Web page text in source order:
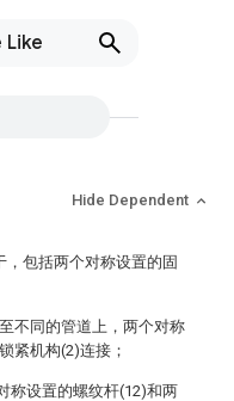
Like
Hide Dependent
包括两个对称设置的固
不同的管道上，两个对称
紧机构(2)连接；
称设置的螺纹杆(12)和两